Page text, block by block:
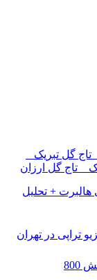
تاج گل تبریک _
_ تاج گل ارزان
+ تحلیل
تراپی در تهران